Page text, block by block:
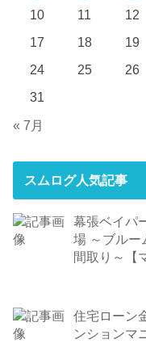
10
11 12
17
18 19
24
25 26
31
« 7月
スムログ人気記事
幕張ベイパ
場 ～ブルー
間取り～【
住宅ローン
ンションマ